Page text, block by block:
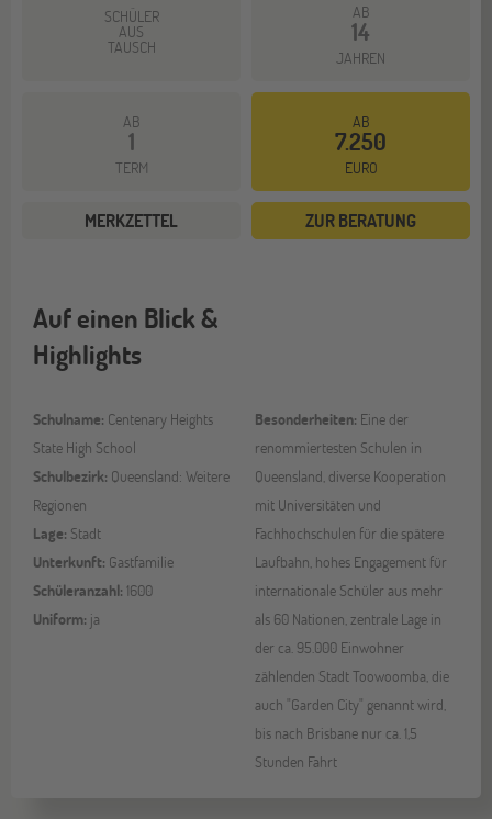
SCHÜLER
AUS
TAUSCH
AB
14
JAHREN
AB
1
TERM
AB
7.250
EURO
MERKZETTEL ZUR BERATUNG
Auf einen Blick &
Highlights
Schulname: Centenary Heights
State High School
Schulbezirk: Queensland: Weitere
Regionen
Lage: Stadt
Unterkunft: Gastfamilie
Schüleranzahl: 1600
Uniform: ja
Besonderheiten: Eine der
renommiertesten Schulen in
Queensland, diverse Kooperation
mit Universitäten und
Fachhochschulen für die spätere
Laufbahn, hohes Engagement für
internationale Schüler aus mehr
als 60 Nationen, zentrale Lage in
der ca. 95.000 Einwohner
zählenden Stadt Toowoomba, die
auch "Garden City" genannt wird,
bis nach Brisbane nur ca. 1,5
Stunden Fahrt